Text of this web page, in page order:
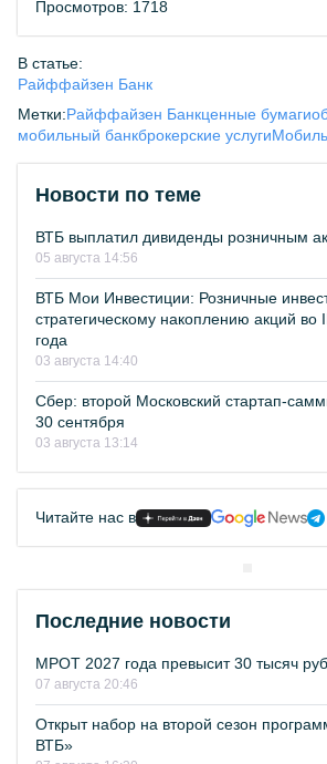
Просмотров: 1718
В статье:
Райффайзен Банк
Метки:Райффайзен Банкценные бумаги
мобильный банкброкерские услуги
Новости по теме
ВТБ выплатил дивиденды розничным
05 августа 14:56
ВТБ Мои Инвестиции: Розничные
стратегическому накоплению акций во
года
03 августа 14:40
Сбер: второй Московский стартап-
30 сентября
03 августа 13:14
Читайте нас в
Последние новости
МРОТ 2027 года превысит 30 тысяч
07 августа 20:46
Открыт набор на второй сезон
ВТБ»